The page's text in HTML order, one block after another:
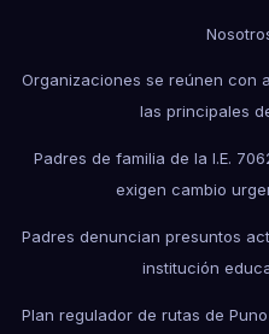
Organizaciones se reúnen con
las principales
Padres de familia de la I.E.
exigen cambio
Padres denuncian presuntos
institución
Plan regulador de rutas de